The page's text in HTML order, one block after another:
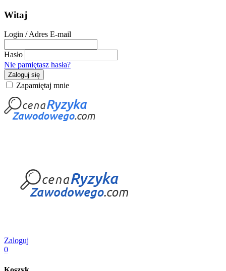
Witaj
Login / Adres E-mail
Hasło
Nie pamiętasz hasła?
Zaloguj się
Zapamiętaj mnie
Zaloguj
0